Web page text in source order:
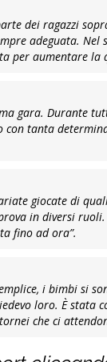
dei ragazzi
adeguata.
per aumentare la
gara. Durante
tanta
giocate di
in diversi
fino ad ora”.
i bimbi si
loro. È stata
che ci